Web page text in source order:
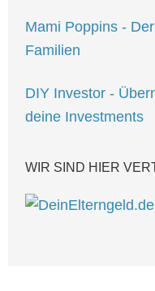
Mami Poppins -
Familien
DIY Investor -
deine Investments
WIR SIND HIER